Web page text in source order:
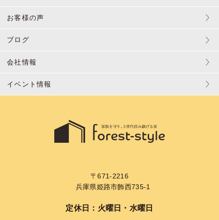
お客様の声
ブログ
会社情報
イベント情報
〒671-2216
兵庫県姫路市飾西735-1
定休日：火曜日・水曜日